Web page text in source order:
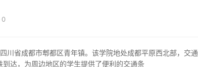
达，为周边地区的学生提供了便利的交通条